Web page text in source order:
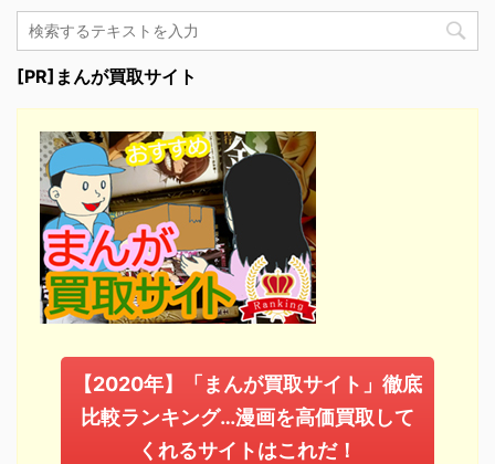
[PR]まんが買取サイト
【2020年】「まんが買取サイト」徹底
比較ランキング…漫画を高価買取して
くれるサイトはこれだ！